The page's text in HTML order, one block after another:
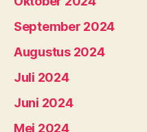
September 2024
Augustus 2024
Juli 2024
Juni 2024
Mei 2024